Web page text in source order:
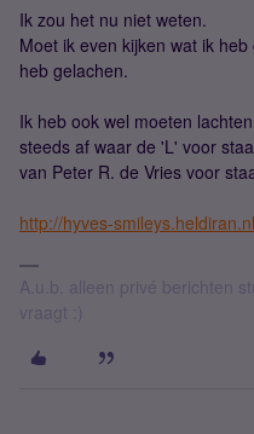
Ik zou het nu niet weten.
Moet ik even kijken wat ik
heb gelachen.
Ik heb ook wel moeten
steeds af waar de 'L' voor
van Peter R. de Vries voor
http://hyves-
A.u.b. alleen privé berichten
vraagt :)